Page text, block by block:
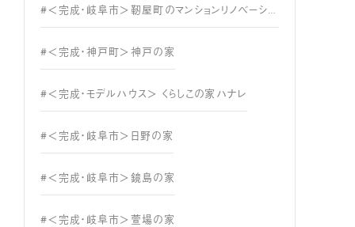
#＜完成・岐阜市＞靭屋町のマンションリノベーション
#＜完成・神戸町＞神戸の家
#＜完成・モデルハウス＞ くらしこの家ハナレ
#＜完成・岐阜市＞日野の家
#＜完成・岐阜市＞鏡島の家
#＜完成・岐阜市＞萱場の家